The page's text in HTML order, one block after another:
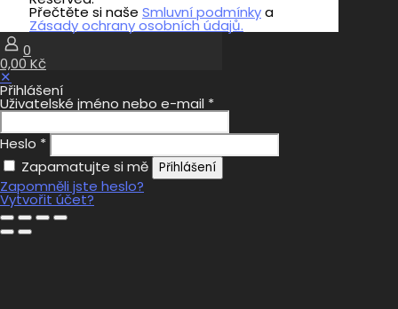
Přečtěte si naše Smluvní podmínkya
Zásady ochrany osobních údajů.
0
0,00 Kč
✕
Přihlášení
Uživatelské jméno nebo e-mail *
Heslo *
Zapamatujte si mě
Přihlášení
Zapomněli jste heslo?
Vytvořit účet?